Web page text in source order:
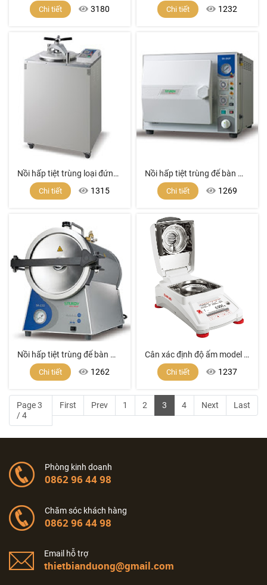
Chi tiết 3180 Chi tiết 1232
Nồi hấp tiệt trùng loại đứng model SA-300VF
Chi tiết 1315
Nồi hấp tiệt trùng để bàn model SA-252F (24 lít)
Chi tiết 1269
Nồi hấp tiệt trùng để bàn model SA-232 (16 lít )
Chi tiết 1262
Cân xác định độ ẩm model BM90
Chi tiết 1237
Page 3
/ 4
First Prev 1 2 3 4 Next Last
Phòng kinh doanh
0862 96 44 98
Chăm sóc khách hàng
0862 96 44 98
Email hỗ trợ
thietbianduong@gmail.com